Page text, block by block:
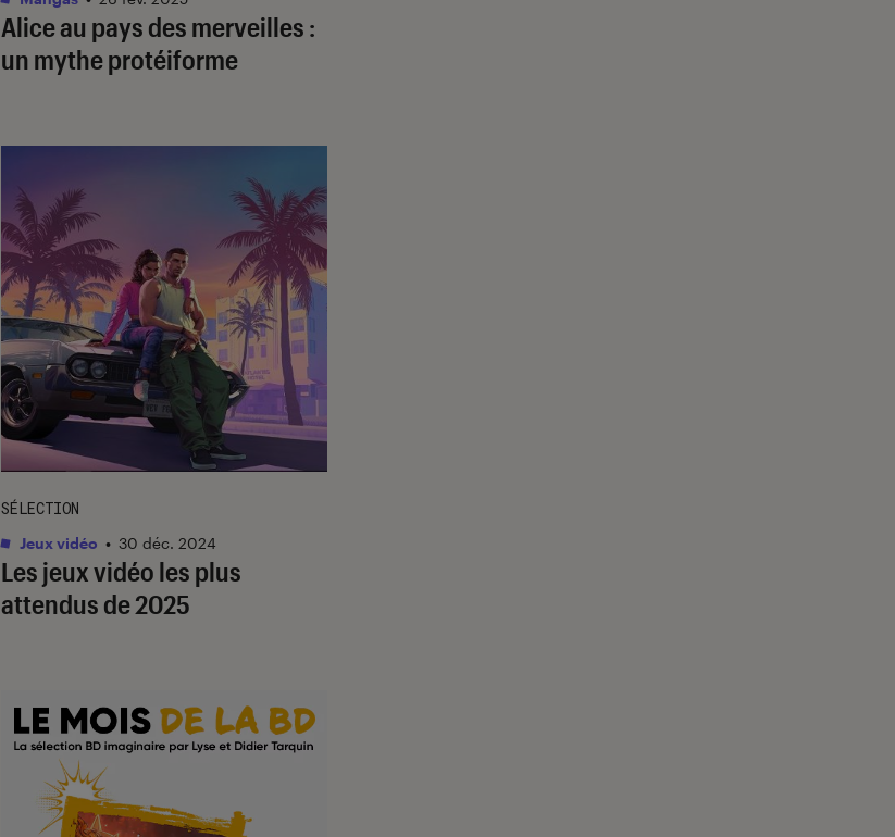
Alice au pays des merveilles :
un mythe protéiforme
Les jeux vidéo les plus
attendus de 2025
SÉLECTION
Jeux vidéo • 30 déc. 2024